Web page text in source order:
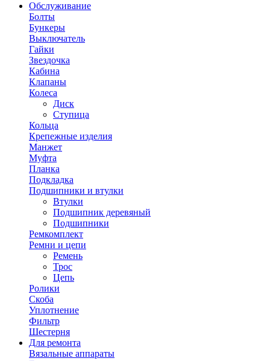
Обслуживание
Болты
Бункеры
Выключатель
Гайки
Звездочка
Кабина
Клапаны
Колеса
Диск
Ступица
Кольца
Крепежные изделия
Манжет
Муфта
Планка
Подкладка
Подшипники и втулки
Втулки
Подшипник деревяный
Подшипники
Ремкомплект
Ремни и цепи
Ремень
Трос
Цепь
Ролики
Скоба
Уплотнение
Фильтр
Шестерня
Для ремонта
Вязальные аппараты